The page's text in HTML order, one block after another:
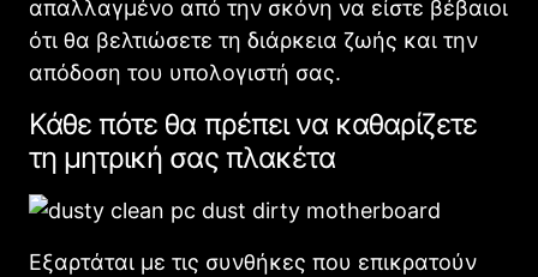
απαλλαγμένο από την σκόνη να είστε βέβαιοι
ότι θα βελτιώσετε τη διάρκεια ζωής και την
απόδοση του υπολογιστή σας.
Κάθε πότε θα πρέπει να καθαρίζετε
τη μητρική σας πλακέτα
Εξαρτάται με τις συνθήκες που επικρατούν